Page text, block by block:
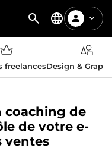
freelancesDesign &
coaching de
de votre e-
ventes